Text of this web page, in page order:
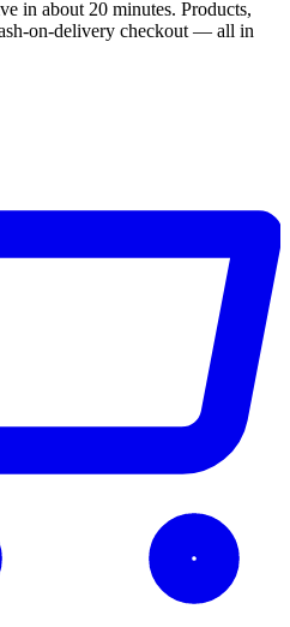
in about 20 minutes. Products,
on-delivery checkout — all in